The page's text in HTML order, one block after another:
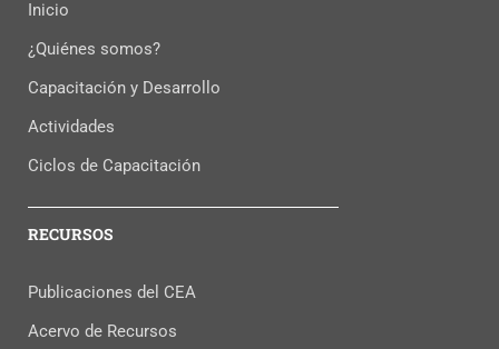
Inicio
¿Quiénes somos?
Capacitación y Desarrollo
Actividades
Ciclos de Capacitación
RECURSOS
Publicaciones del CEA
Acervo de Recursos